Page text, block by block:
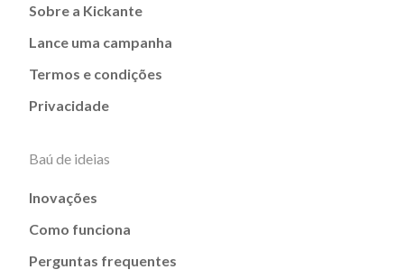
Sobre a Kickante
Lance uma campanha
Termos e condições
Privacidade
Baú de ideias
Inovações
Como funciona
Perguntas frequentes